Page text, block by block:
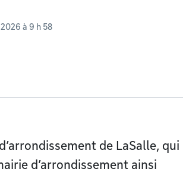
à 9 h 58
de LaSalle, qui
d’arrondissement ainsi